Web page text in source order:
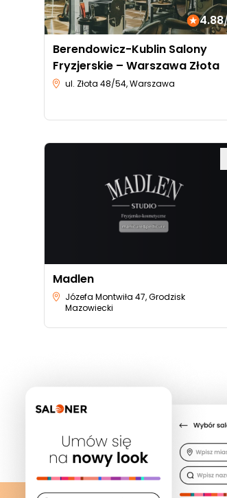
4.88
Berendowicz-Kublin Salony
Fryzjerskie – Warszawa Złota
ul. Złota 48/54, Warszawa
Madlen
Józefa Montwiła 47, Grodzisk
Mazowiecki